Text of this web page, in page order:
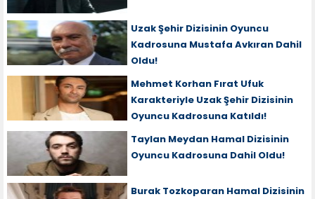
Uzak Şehir Dizisinin Oyuncu
Kadrosuna Mustafa Avkıran Dahil
Oldu!
Mehmet Korhan Fırat Ufuk
Karakteriyle Uzak Şehir Dizisinin
Oyuncu Kadrosuna Katıldı!
Taylan Meydan Hamal Dizisinin
Oyuncu Kadrosuna Dahil Oldu!
Burak Tozkoparan Hamal Dizisinin